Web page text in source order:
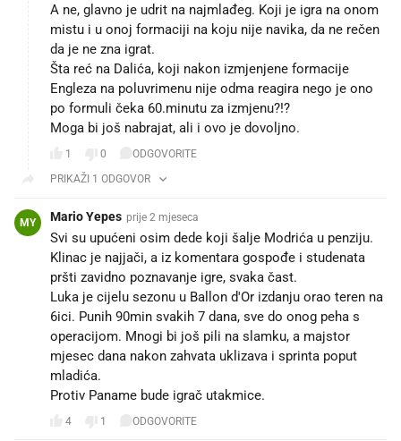
A ne, glavno je udrit na najmlađeg. Koji je igra na onom
mistu i u onoj formaciji na koju nije navika, da ne rečen
da je ne zna igrat.
Šta reć na Dalića, koji nakon izmjenjene formacije
Engleza na poluvrimenu nije odma reagira nego je ono
po formuli čeka 60.minutu za izmjenu?!?
Moga bi još nabrajat, ali i ovo je dovoljno.
1 0
ODGOVORITE
PRIKAŽI 1 ODGOVOR
MY Mario Yepes prije 2 mjeseca
Svi su upućeni osim dede koji šalje Modrića u penziju.
Klinac je najjači, a iz komentara gospođe i studenata
pršti zavidno poznavanje igre, svaka čast.
Luka je cijelu sezonu u Ballon d'Or izdanju orao teren na
6ici. Punih 90min svakih 7 dana, sve do onog peha s
operacijom. Mnogi bi još pili na slamku, a majstor
mjesec dana nakon zahvata uklizava i sprinta poput
mladića.
Protiv Paname bude igrač utakmice.
4 1 ODGOVORITE